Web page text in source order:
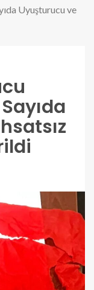
Uyuşturucu ve